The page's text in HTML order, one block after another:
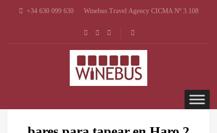
+34 630 099 630 Winebus Travel Agency CICMA Nº 3.108